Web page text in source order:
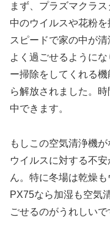
まず、プラズマクラ
中のウイルスや花粉
スピードで家の中が
よく過ごせるように
ー掃除をしてくれる
ら解放されました。
中できます。
もしこの空気清浄機
ウイルスに対する不
ん。特に冬場は乾燥
PX75なら加湿も空気
ごせるのがうれしいで